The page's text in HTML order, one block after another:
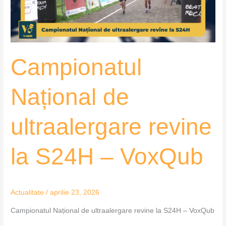
Campionatul
Național de
ultraalergare revine
la S24H – VoxQub
Actualitate /aprilie 23, 2026
Campionatul Național de ultraalergare revine la S24H – VoxQub
S24H
VoxQub